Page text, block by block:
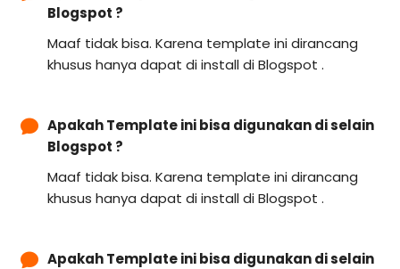
Blogspot ?
Maaf tidak bisa. Karena template ini dirancang
khusus hanya dapat di install di Blogspot .
Apakah Template ini bisa digunakan di selain
Blogspot ?
Maaf tidak bisa. Karena template ini dirancang
khusus hanya dapat di install di Blogspot .
Apakah Template ini bisa digunakan di selain